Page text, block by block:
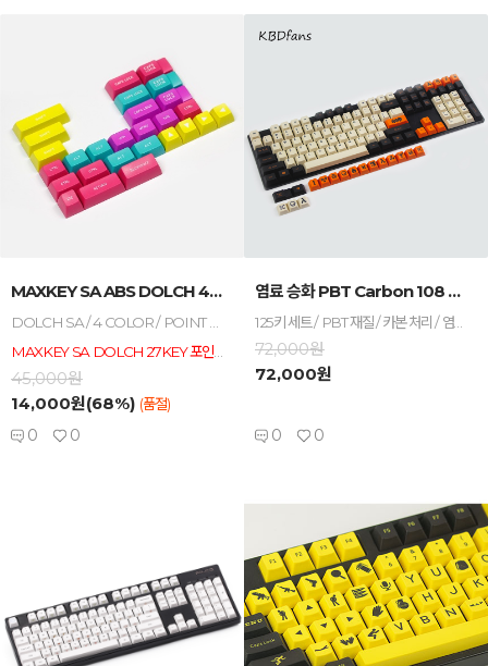
MAXKEY SA ABS DOLCH 4COLOR 2...
MAXKEY SA DOLCH 27KEY 포인트 키캡 세트입니다. ALT, CTRL, RETURN등의 KEYCAP으로 포인트 KEYCAP 입니다.
45,000원
14,000원(68%) (품절)
0 0
염료 승화 PBT Carbon 108 표준 규격 키...
125키 세트 / PBT 재질 / 카본 처리 / 염료 승화 / OEM 높이 / 포인트 키캡
72,000원
72,000원
0 0